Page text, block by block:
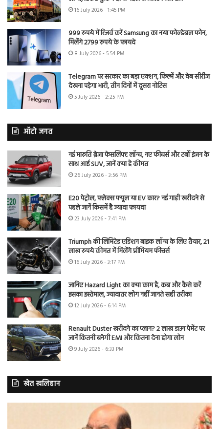
16 July 2026 - 1:45 PM
999 रुपये में रिजर्व करें Samsung का नया फोल्डेबल फोन,
मिलेंगे 2799 रुपये के फायदे
8 July 2026 - 5:54 PM
Telegram पर सरकार का बड़ा एक्शन, फिल्में और वेब सीरीज
देखना पड़ेगा भारी, तीन दिनों में दूसरा नोटिस
5 July 2026 - 2:25 PM
ऑटो जगत
नई मारुति ब्रेजा फेसलिफ्ट लॉन्च, नए फीचर्स और टर्बो इंजन के
साथ आई SUV, जानें क्या है कीमत
26 July 2026 - 3:56 PM
E20 पेट्रोल, फ्लेक्स फ्यूल या EV कार? नई गाड़ी खरीदने से
पहले जानें किसमें है ज्यादा फायदा
23 July 2026 - 7:41 PM
Triumph की लिमिटेड एडिशन बाइक लॉन्च के लिए तैयार, 21
लाख रुपये कीमत में मिलेंगे प्रीमियम फीचर्स
16 July 2026 - 3:17 PM
जानिए Hazard Light का क्या काम है, कब और कैसे करें
इसका इस्तेमाल, ज्यादातर लोग नहीं जानते सही तरीका
12 July 2026 - 6:14 PM
Renault Duster खरीदने का प्लान? 2 लाख डाउन पेमेंट पर
जानें कितनी बनेगी EMI और कितना देना होगा लोन
9 July 2026 - 6:33 PM
खेत खलिहान